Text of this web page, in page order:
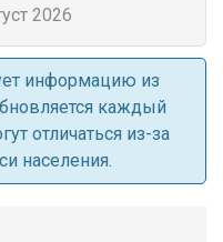
2026
информацию из
каждый
отличаться из-за
населения.